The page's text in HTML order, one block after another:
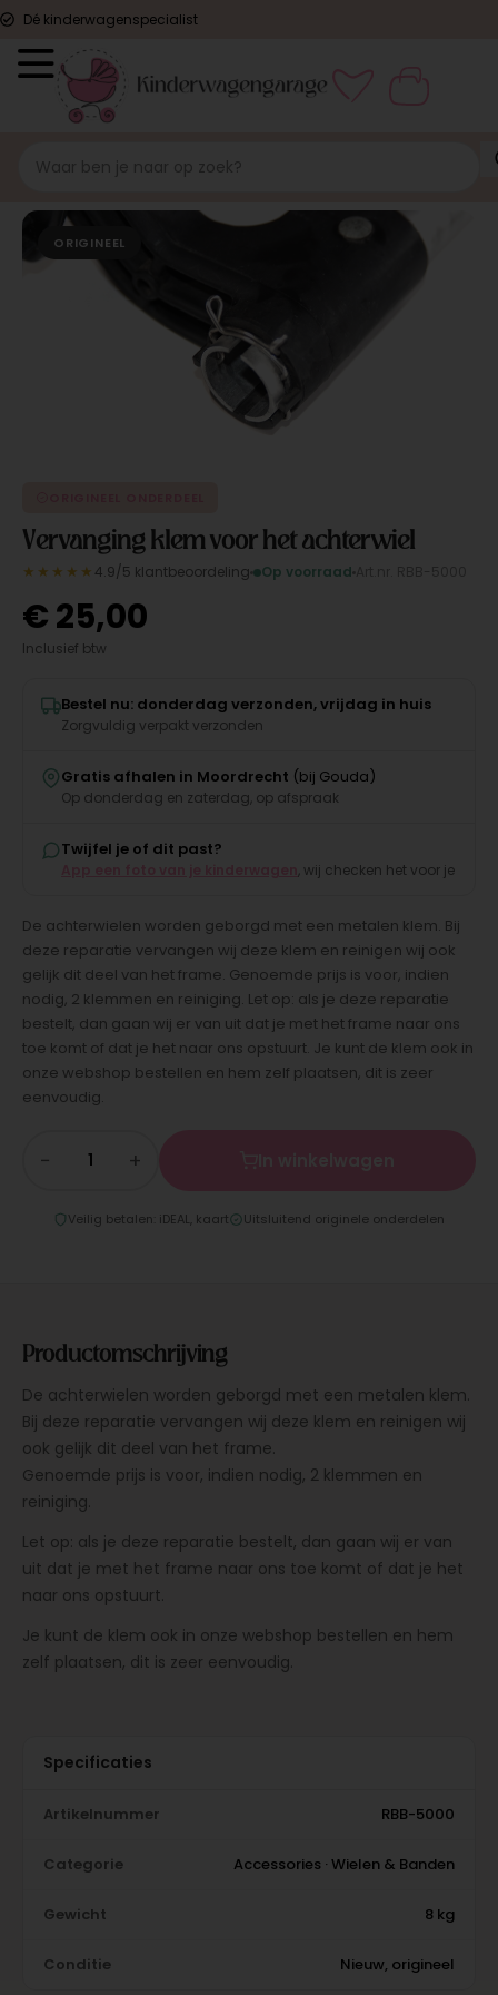
Dé kinderwagenspecialist
ORIGINEEL
Vervanging klem voor het achterwiel
★★★★★ 4.9/5 klantbeoordeling Op voorraad
€25,00
Inclusief btw
Bestel nu: donderdag verzonden, vrijdag in huis
Zorgvuldig verpakt verzonden
Gratis afhalen in Moordrecht (bij Gouda)
Op donderdag en zaterdag, op afspraak
Twijfel je of dit past?
, wij checken het voor je
De achterwielen worden geborgd met een metalen klem. Bij
deze reparatie vervangen wij deze klem en reinigen wij ook
gelijk dit deel van het frame. Genoemde prijs is voor, indien
nodig, 2 klemmen en reiniging. Let op: als je deze reparatie
bestelt, dan gaan wij er van uit dat je met het frame naar ons
toe komt of dat je het naar ons opstuurt. Je kunt de klem ook in
onze webshop bestellen en hem zelf plaatsen, dit is zeer
eenvoudig.
− +
Veilig betalen: iDEAL, kaart Uitsluitend originele onderdelen
Productomschrijving
De achterwielen worden geborgd met een metalen klem.
Bij deze reparatie vervangen wij deze klem en reinigen wij
ook gelijk dit deel van het frame.
Genoemde prijs is voor, indien nodig, 2 klemmen en
reiniging.
Let op: als je deze reparatie bestelt, dan gaan wij er van
uit dat je met het frame naar ons toe komt of dat je het
naar ons opstuurt.
Je kunt de klem ook in onze webshop bestellen en hem
zelf plaatsen, dit is zeer eenvoudig.
Specificaties
Artikelnummer RBB-5000
Categorie Accessories · Wielen & Banden
Gewicht 8 kg
Conditie Nieuw, origineel